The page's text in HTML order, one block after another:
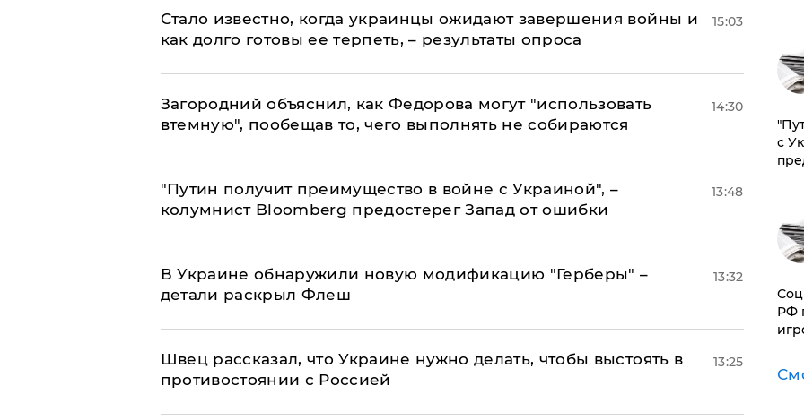
Стало известно, когда украинцы ожидают завершения войны и
как долго готовы ее терпеть, – результаты опроса
15:03
Загородний объяснил, как Федорова могут "использовать
втемную", пообещав то, чего выполнять не собираются
14:30
"Путин получит преимущество в войне с Украиной", –
колумнист Bloomberg предостерег Запад от ошибки
13:48
В Украине обнаружили новую модификацию "Герберы" –
детали раскрыл Флеш
13:32
Швец рассказал, что Украине нужно делать, чтобы выстоять в
противостоянии с Россией
13:25
с
РФ